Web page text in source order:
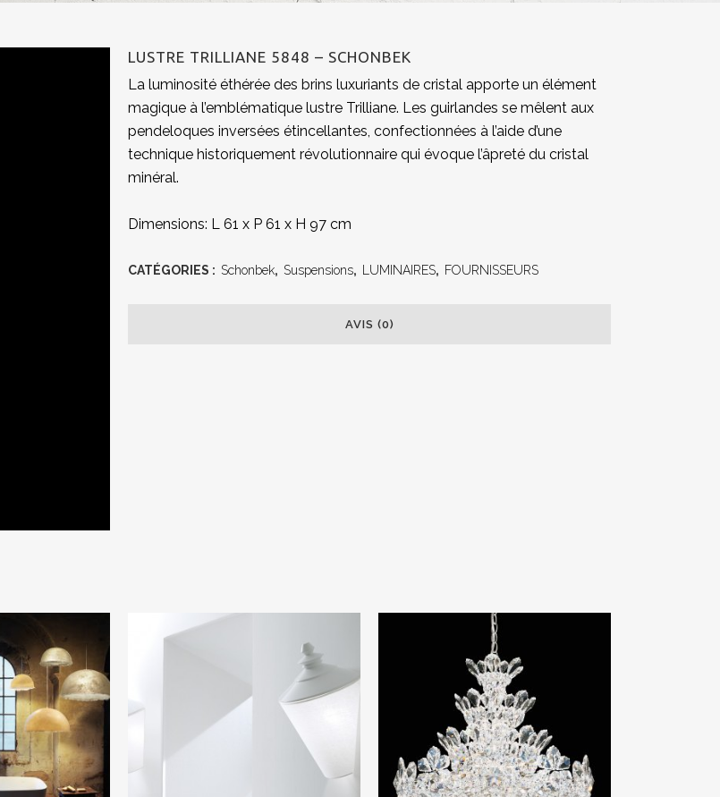
LUSTRE TRILLIANE 5848 – SCHONBEK
La luminosité éthérée des brins luxuriants de cristal apporte un élément
magique à l’emblématique lustre Trilliane. Les guirlandes se mêlent aux
pendeloques inversées étincellantes, confectionnées à l’aide d’une
technique historiquement révolutionnaire qui évoque l’âpreté du cristal
minéral.
Dimensions: L 61 x P 61 x H 97 cm
CATÉGORIES : Schonbek, Suspensions, LUMINAIRES, FOURNISSEURS
AVIS (0)